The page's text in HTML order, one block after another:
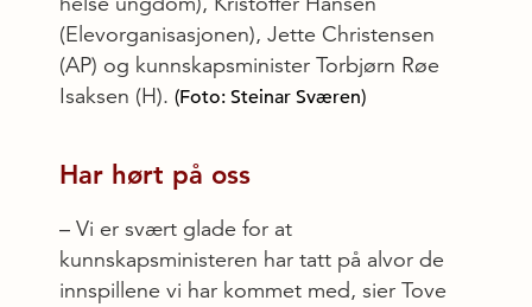
(Elevorganisasjonen), Jette Christensen
(AP) og kunnskapsminister Torbjørn Røe
Isaksen (H). (Foto: Steinar Sværen)
Har hørt på oss
– Vi er svært glade for at
kunnskapsministeren har tatt på alvor de
innspillene vi har kommet med, sier Tove